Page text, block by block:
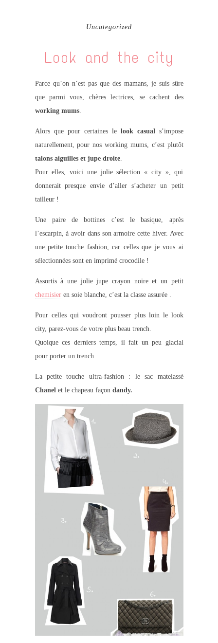
Uncategorized
Look and the city
Parce qu’on n’est pas que des mamans, je suis sûre
que parmi vous, chères lectrices, se cachent des
working mums.
Alors que pour certaines le look casual s’impose
naturellement, pour nos working mums, c’est plutôt
talons aiguilles et jupe droite.
Pour elles, voici une jolie sélection « city », qui
donnerait presque envie d’aller s’acheter un petit
tailleur !
Une paire de bottines c’est le basique, après
l’escarpin, à avoir dans son armoire cette hiver. Avec
une petite touche fashion, car celles que je vous ai
sélectionnées sont en imprimé crocodile !
Assortis à une jolie jupe crayon noire et un petit
chemisieren soie blanche, c’est la classe assurée .
Pour celles qui voudront pousser plus loin le look
city, parez-vous de votre plus beau trench.
Quoique ces derniers temps, il fait un peu glacial
pour porter un trench…
La petite touche ultra-fashion : le sac matelassé
Chanel et le chapeau façon dandy.